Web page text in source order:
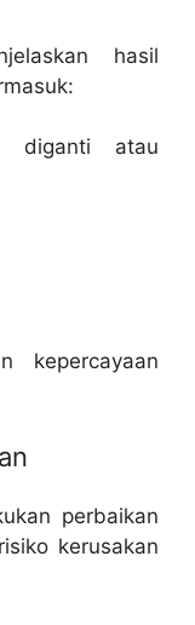
hasil
diganti atau
kepercayaan
perbaikan
kerusakan